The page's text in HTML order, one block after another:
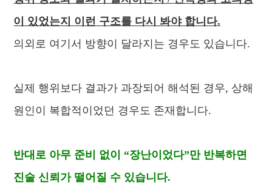
이 있었는지 이런 구조를 다시 봐야 합니다.
의외로 여기서 방향이 달라지는 경우도 있습니다.
실제 행위보다 결과가 과장되어 해석된 경우, 상해
원인이 복합적이었던 경우도 존재합니다.
반대로 아무 준비 없이 “장난이었다”만 반복하면
진술 신뢰가 떨어질 수 있습니다.